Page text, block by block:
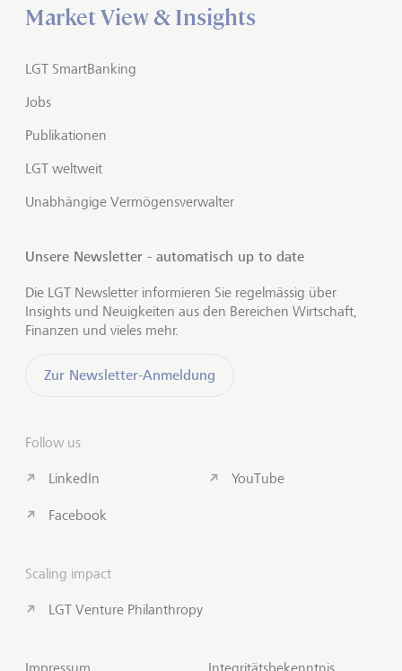
Market View & Insights
LGT SmartBanking
Jobs
Publikationen
LGT weltweit
Unabhängige Vermögensverwalter
Unsere Newsletter - automatisch up to date
Die LGT Newsletter informieren Sie regelmässig über
Insights und Neuigkeiten aus den Bereichen Wirtschaft,
Finanzen und vieles mehr.
Zur Newsletter-Anmeldung
Follow us
LinkedIn
Facebook
YouTube
Scaling impact
LGT Venture Philanthropy